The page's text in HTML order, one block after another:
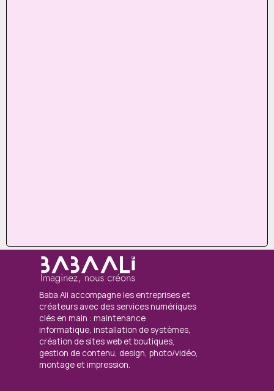
Baba Ali accompagne les entreprises et
créateurs avec des services numériques
clés en main : maintenance
informatique, installation de systèmes,
création de sites web et boutiques,
gestion de contenu, design, photo/vidéo,
montage et impression.